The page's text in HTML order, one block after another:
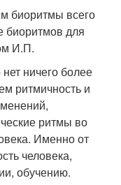
биоритмы всего
биоритмов для
И.П.
ничего более
ритмичность и
ритмы во
Именно от
человека,
обучению.